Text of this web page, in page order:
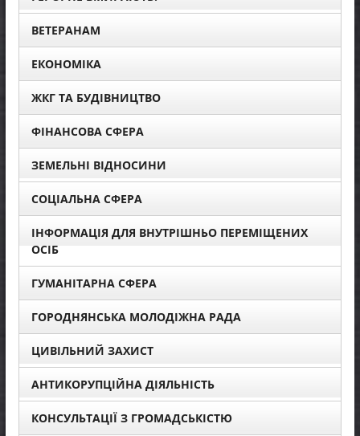
ВЕТЕРАНАМ
ЕКОНОМІКА
ЖКГ ТА БУДІВНИЦТВО
ФІНАНСОВА СФЕРА
ЗЕМЕЛЬНІ ВІДНОСИНИ
СОЦІАЛЬНА СФЕРА
ІНФОРМАЦІЯ ДЛЯ ВНУТРІШНЬО ПЕРЕМІЩЕНИХ
ОСІБ
ГУМАНІТАРНА СФЕРА
ГОРОДНЯНСЬКА МОЛОДІЖНА РАДА
ЦИВІЛЬНИЙ ЗАХИСТ
АНТИКОРУПЦІЙНА ДІЯЛЬНІСТЬ
КОНСУЛЬТАЦІЇ З ГРОМАДСЬКІСТЮ